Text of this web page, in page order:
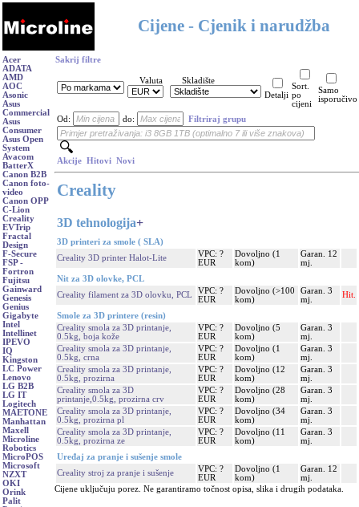
Cijene - Cjenik i narudžba
Acer
ADATA
AMD
AOC
Asonic
Asus
Commercial
Asus
Consumer
Asus Open
System
Avacom
BatterX
Canon B2B
Canon foto-
video
Canon OPP
C-Lion
Creality
EVTrip
Fractal
Design
F-Secure
FSP -
Fortron
Fujitsu
Gainward
Genesis
Genius
Gigabyte
Intel
Intellinet
IPEVO
IQ
Kingston
LC Power
Lenovo
LG B2B
LG IT
Logitech
MAETONE
Manhattan
Maxell
Microline
Robotics
MicroPOS
Microsoft
NZXT
OKI
Orink
Palit
Sakrij filtre
Valuta
Skladište
Detalji
Sort.
po
cijeni
Samo
isporučivo
Od: do: Filtriraj grupu
Akcije Hitovi Novi
Creality
3D tehnologija+
3D printeri za smole ( SLA)
Creality 3D printer Halot-Lite
VPC: ?
EUR
Dovoljno (1
kom)
Garan. 12
mj.
Nit za 3D olovke, PCL
Creality filament za 3D olovku, PCL
VPC: ?
EUR
Dovoljno (>100
kom)
Garan. 3
mj.
Hit.
Smole za 3D printere (resin)
Creality smola za 3D printanje,
0.5kg, boja kože
VPC: ?
EUR
Dovoljno (5
kom)
Garan. 3
mj.
Creality smola za 3D printanje,
0.5kg, crna
VPC: ?
EUR
Dovoljno (1
kom)
Garan. 3
mj.
Creality smola za 3D printanje,
0.5kg, prozirna
VPC: ?
EUR
Dovoljno (12
kom)
Garan. 3
mj.
Creality smola za 3D
printanje,0.5kg, prozirna crv
VPC: ?
EUR
Dovoljno (28
kom)
Garan. 3
mj.
Creality smola za 3D printanje,
0.5kg, prozirna pl
VPC: ?
EUR
Dovoljno (34
kom)
Garan. 3
mj.
Creality smola za 3D printanje,
0.5kg, prozirna ze
VPC: ?
EUR
Dovoljno (11
kom)
Garan. 3
mj.
Uređaj za pranje i sušenje smole
Creality stroj za pranje i sušenje
VPC: ?
EUR
Dovoljno (1
kom)
Garan. 12
mj.
Cijene uključuju porez. Ne garantiramo točnost opisa, slika i drugih podataka.